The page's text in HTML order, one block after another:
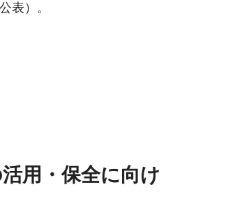
表）。
用・保全に向け